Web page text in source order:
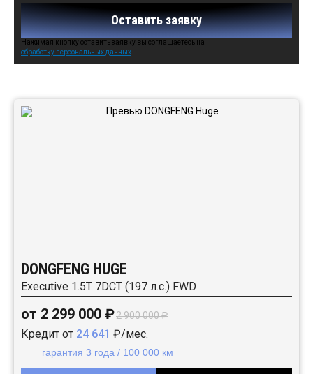
Оставить заявку
Нажимая кнопку оставить заявку вы соглашаетесь на
обработку персональных данных
DONGFENG HUGE
Executive 1.5T 7DCT (197 л.с.) FWD
от 2 299 000 ₽2 900 000 ₽
Кредит от 24 641 ₽/мес.
гарантия 3 года / 100 000 км